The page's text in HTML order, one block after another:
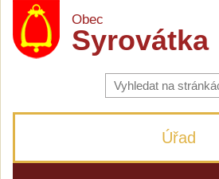
Obec
Syrovátka
Vyhledávání
na
stránkách
Úřad